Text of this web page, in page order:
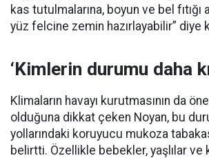
kas tutulmalarına, boyun ve bel fıtığı
yüz felcine zemin hazırlayabilir” diye
‘Kimlerin durumu daha
Klimaların havayı kurutmasının da
olduğuna dikkat çeken Noyan, bu
yollarındaki koruyucu mukoza
belirtti. Özellikle bebekler, yaşlılar ve